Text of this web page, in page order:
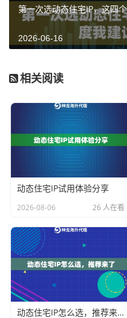
法律法规。神龙海外动态
区，并需实名认证使用
与可追溯性。其合规应用
1. 市场调研与数据分析：
公开定价、产品信息、用
的住宅代理IP，可以像
比价网站，合规地收集
率。广告团队也可以用它
告展示效果，进行投放策
3. 跨境电商店铺管理：
同国家平台开设的店铺。
录、商品上架、订单处理
第一次选动态住宅IP，这四
2026-06-16
相关阅读
动态住宅IP试用体验分享
2026-08-06 26 人在看
动态住宅IP怎么选，推荐来了